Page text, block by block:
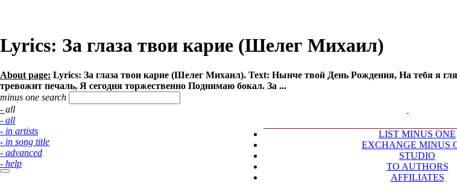
Lyrics: За глаза твои карие (Шелег Михаил)
About page: Lyrics: За глаза твои карие (Шелег Михаил). Text: Нынче твой День Рождения, На тебя я
тревожит печаль, Я сегодня торжественно Поднимаю бокал. За ...
minus one search
- all
- all
- in artists
- in song title
- advanced
- help
LIST MINUS ONE
EXCHANGE MINUS
STUDIO
TO AUTHORS
AFFILIATES